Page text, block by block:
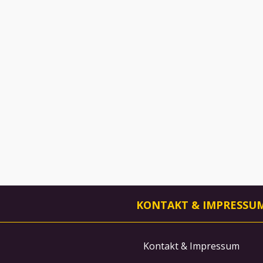
KONTAKT &
Kontakt & Impressum